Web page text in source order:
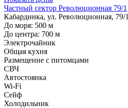
Частный сектор Революционная 79/1
Кабардинка, ул. Революционная, 79/1
До моря: 500 м
До центра: 700 м
Электрочайник
Общая кухня
Размещение с питомцами
СВЧ
Автостоянка
Wi-Fi
Сейф
Холодильник